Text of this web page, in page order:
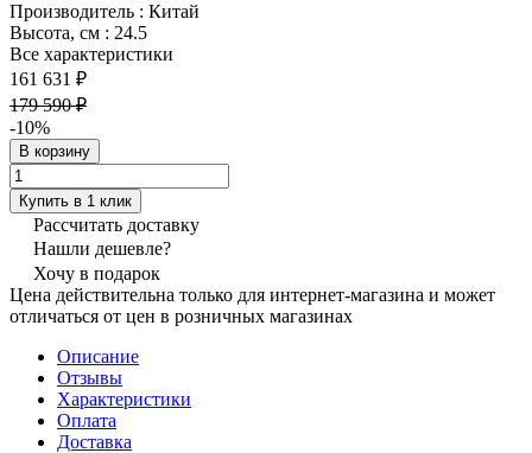
Производитель : Китай
Высота, см : 24.5
Все характеристики
161 631 ₽
179 590 ₽
-10%
В корзину
Купить в 1 клик
Рассчитать доставку
Нашли дешевле?
Хочу в подарок
Цена действительна только для интернет-магазина и может
отличаться от цен в розничных магазинах
Описание
Отзывы
Характеристики
Оплата
Доставка